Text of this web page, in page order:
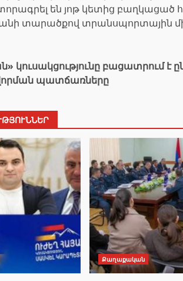
են յոթ կետից
տարածքով տրանսպորտային
կուսակցությունը բացատրում է
պատճառները
Քաղաքական